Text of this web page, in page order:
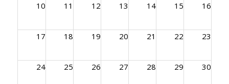
10 11 12 13 14 15 16
17 18 19 20 21 22 23
24 25 26 27 28 29 30